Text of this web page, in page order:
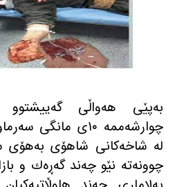
به‌پێی هه‌واڵی گه‌ییشتوو
چوارشه‌ممه‌ ١٠ی
له‌ شاخه‌كانی شاهۆی به‌هۆی
چوونه‌ته‌ نێو چه‌ند گه‌ڕه‌ك و